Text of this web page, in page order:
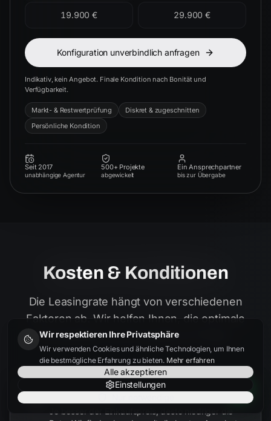
Wir respektieren Ihre Privatsphäre
Wir verwenden Cookies und ähnliche Technologien, um Ihnen
die bestmögliche Erfahrung zu bieten. Mehr erfahren
Alle akzeptieren
Einstellungen
19.900 € 29.900 €
Konfiguration unverbindlich anfragen
Indikativ, kein Angebot. Finale Kondition nach Bonität und
Verfügbarkeit.
Markt- & Restwertprüfung
Diskret & zugeschnitten
Persönliche Kondition
Seit 2017
unabhängige Agentur
500+ Projekte
abgewickelt
Ein Ansprechpartner
bis zur Übergabe
Kosten & Konditionen
Die Leasingrate hängt von verschiedenen
Faktoren ab. Wir helfen Ihnen, die optimale
Konstellation für Ihr Budget zu finden.
Fahrzeugpreis